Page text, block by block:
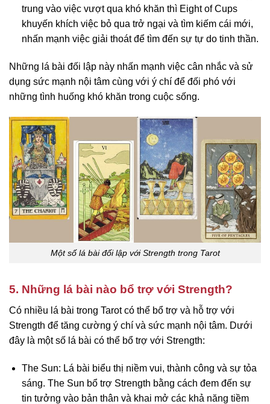
trung vào việc vượt qua khó khăn thì Eight of Cups
khuyến khích việc bỏ qua trở ngại và tìm kiếm cái mới,
nhấn mạnh việc giải thoát để tìm đến sự tự do tinh thần.
Những lá bài đối lập này nhấn mạnh việc cân nhắc và sử
dụng sức mạnh nội tâm cùng với ý chí để đối phó với
những tình huống khó khăn trong cuộc sống.
Một số lá bài đối lập với Strength trong Tarot
5. Những lá bài nào bổ trợ với Strength?
Có nhiều lá bài trong Tarot có thể bổ trợ và hỗ trợ với
Strength để tăng cường ý chí và sức mạnh nội tâm. Dưới
đây là một số lá bài có thể bổ trợ với Strength:
The Sun: Lá bài biểu thị niềm vui, thành công và sự tỏa
sáng. The Sun bổ trợ Strength bằng cách đem đến sự
tin tưởng vào bản thân và khai mở các khả năng tiềm